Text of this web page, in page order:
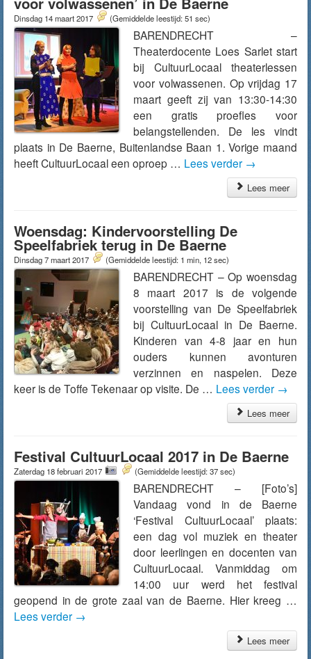
Dinsdag 14 maart 2017 (Gemiddelde leestijd: 51 sec)
BARENDRECHT –
Theaterdocente Loes Sarlet start
bij CultuurLocaal theaterlessen
voor volwassenen. Op vrijdag 17
maart geeft zij van 13:30-14:30
een gratis proefles voor
belangstellenden. De les vindt
plaats in De Baerne, Buitenlandse Baan 1. Vorige maand
heeft CultuurLocaal een oproep … Lees verder →
Lees meer
Woensdag: Kindervoorstelling De
Speelfabriek terug in De Baerne
Dinsdag 7 maart 2017 (Gemiddelde leestijd: 1 min, 12 sec)
BARENDRECHT – Op woensdag
8 maart 2017 is de volgende
voorstelling van De Speelfabriek
bij CultuurLocaal in De Baerne.
Kinderen van 4-8 jaar en hun
ouders kunnen avonturen
verzinnen en naspelen. Deze
keer is de Toffe Tekenaar op visite. De … Lees verder →
Lees meer
Festival CultuurLocaal 2017 in De Baerne
Zaterdag 18 februari 2017 (Gemiddelde leestijd: 37 sec)
BARENDRECHT – [Foto’s]
Vandaag vond in de Baerne
‘Festival CultuurLocaal’ plaats:
een dag vol muziek en theater
door leerlingen en docenten van
CultuurLocaal. Vanmiddag om
14:00 uur werd het festival
geopend in de grote zaal van de Baerne. Hier kreeg …
Lees verder →
Lees meer